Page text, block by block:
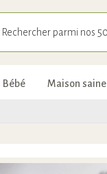
Bébé Maison saine